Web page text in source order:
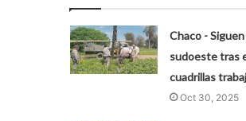
Chaco -
sudoeste tras
cuadrillas
Oct 30, 2025